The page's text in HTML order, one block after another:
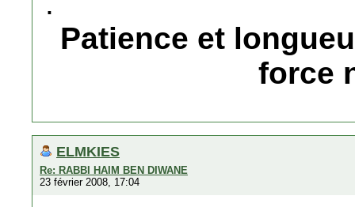
Patience et
force
ELMKIES
Re: RABBI HAIM BEN DIWANE
23 février 2008, 17:04